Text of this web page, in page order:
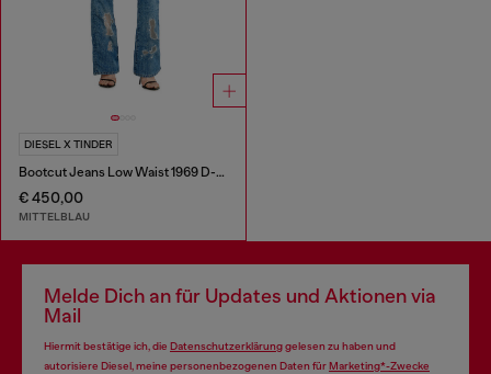
DIESEL X TINDER
Bootcut Jeans Low Waist 1969 D-Ebbey
€ 450,00
MITTELBLAU
Melde Dich an für Updates und Aktionen via
Mail
Hiermit bestätige ich, die Datenschutzerklärunggelesen zu haben und
autorisiere Diesel, meine personenbezogenen Daten fürMarketing*-Zwecke